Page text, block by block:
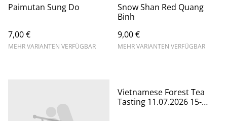
Paimutan Sung Do
7,00 €
MEHR VARIANTEN VERFÜGBAR
Snow Shan Red Quang
Binh
9,00 €
MEHR VARIANTEN VERFÜGBAR
Vietnamese Forest Tea
Tasting 11.07.2026 15-